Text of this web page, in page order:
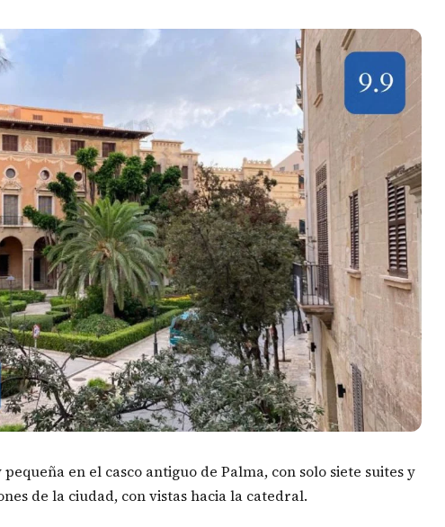
en el casco antiguo de Palma, con solo siete suites y
de la ciudad, con vistas hacia la catedral.